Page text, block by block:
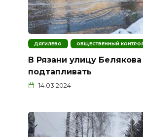
ДЯГИЛЕВО ОБЩЕСТВЕННЫЙ
В Рязани улицу
подтапливать
14.03.2024